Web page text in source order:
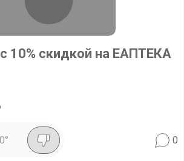
10% скидкой на ЕАПТЕКА
0° 0